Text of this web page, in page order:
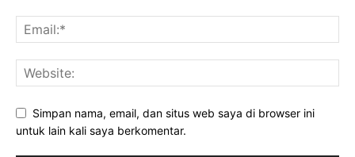
Simpan nama, email, dan situs web saya di browser ini
untuk lain kali saya berkomentar.